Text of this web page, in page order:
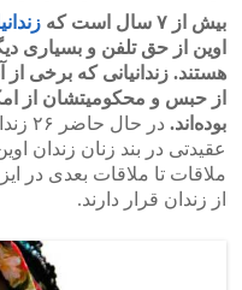
بیش از ۷ سال است که
اوین از حق تلفن و بسیاری
هستند. زندانیانی که برخی
از حبس و محکومیتشان از
بوده‌اند.
در
عقیدتی در بند زنان زندان
ملاقات تا ملاقات بعدی در
از زندان قرار دارند.